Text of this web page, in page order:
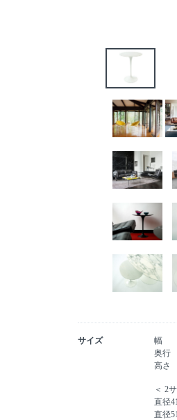
サイズ 幅
奥行
高さ
＜ 2
直径
直径